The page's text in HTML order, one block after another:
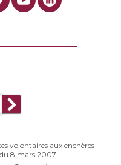
volontaires aux enchères
8 mars 2007